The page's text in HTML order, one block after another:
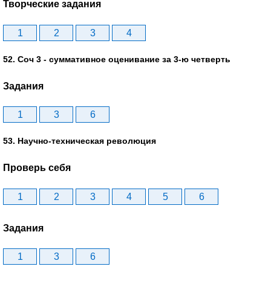
Творческие задания
1 2 3 4
52. Соч 3 - суммативное оценивание за 3-ю четверть
Задания
1 3 6
53. Научно-техническая революция
Проверь себя
1 2 3 4 5 6
Задания
1 3 6